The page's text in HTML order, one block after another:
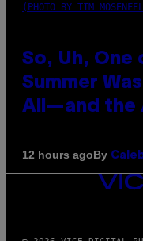
(PHOTO BY TIM
So, Uh, One
Summer
All—and the
12 hours agoBy
VICE
MEDIA